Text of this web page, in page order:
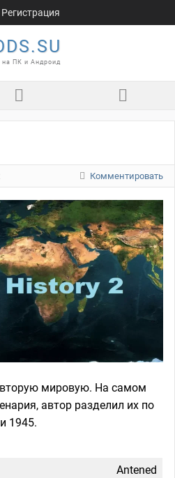
ПК и Андроид
Комментировать
мировую. На самом
автор разделил их по
1945.
Antened
Регистрация